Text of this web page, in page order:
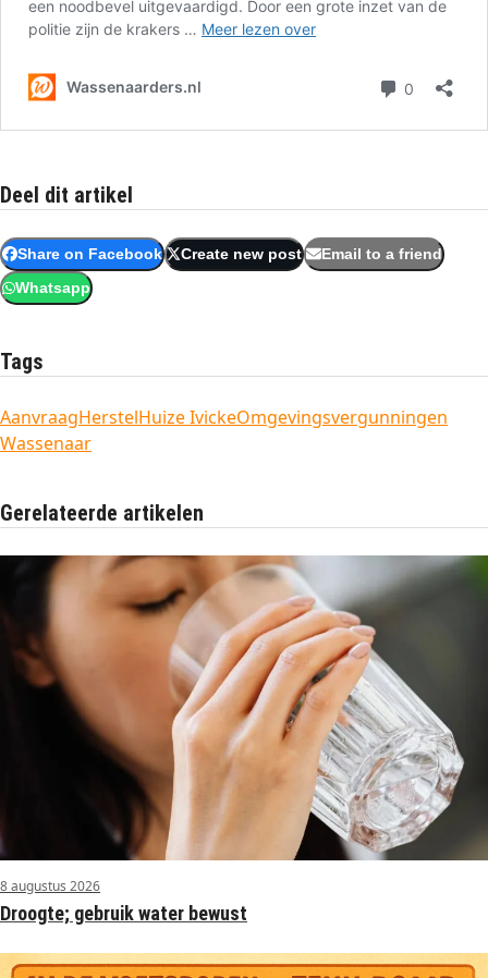
Deel dit artikel
Share on Facebook Create new post Email to a friend
Whatsapp
Tags
AanvraagHerstelHuize IvickeOmgevingsvergunningen
Wassenaar
Gerelateerde artikelen
8 augustus 2026
Droogte; gebruik water bewust